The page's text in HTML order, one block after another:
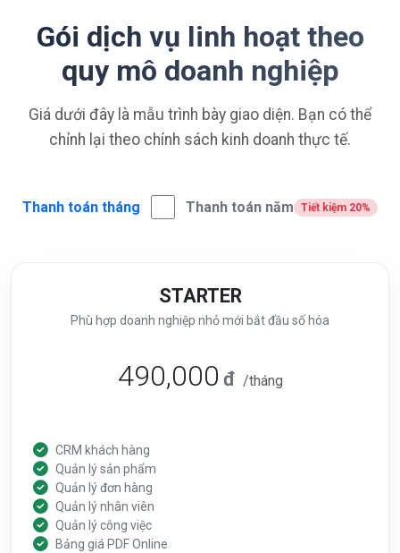
Gói dịch vụ linh hoạt theo
quy mô doanh nghiệp
Giá dưới đây là mẫu trình bày giao diện. Bạn có thể
chỉnh lại theo chính sách kinh doanh thực tế.
Thanh toán tháng Thanh toán năm Tiết kiệm 20%
STARTER
Phù hợp doanh nghiệp nhỏ mới bắt đầu số hóa
490,000 đ /tháng
CRM khách hàng
Quản lý sản phẩm
Quản lý đơn hàng
Quản lý nhân viên
Quản lý công việc
Bảng giá PDF Online